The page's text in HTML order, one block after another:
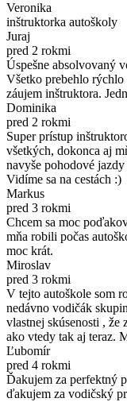
Veronika
inštruktorka autoškoly
Juraj
pred 2 rokmi
Úspešne absolvovaný
Všetko prebehlo rýchlo
záujem inštruktora.
Dominika
pred 2 rokmi
Super prístup
všetkých, dokonca aj
navyše pohodové
Vidíme sa na cestách :)
Markus
pred 3 rokmi
Chcem sa moc
mňa robili počas
moc krát.
Miroslav
pred 3 rokmi
V tejto autoškole som
nedávno vodičák
vlastnej skúsenosti , že
ako vtedy tak aj teraz.
Ľubomír
pred 4 rokmi
Ďakujem za perfektný
ďakujem za vodičský